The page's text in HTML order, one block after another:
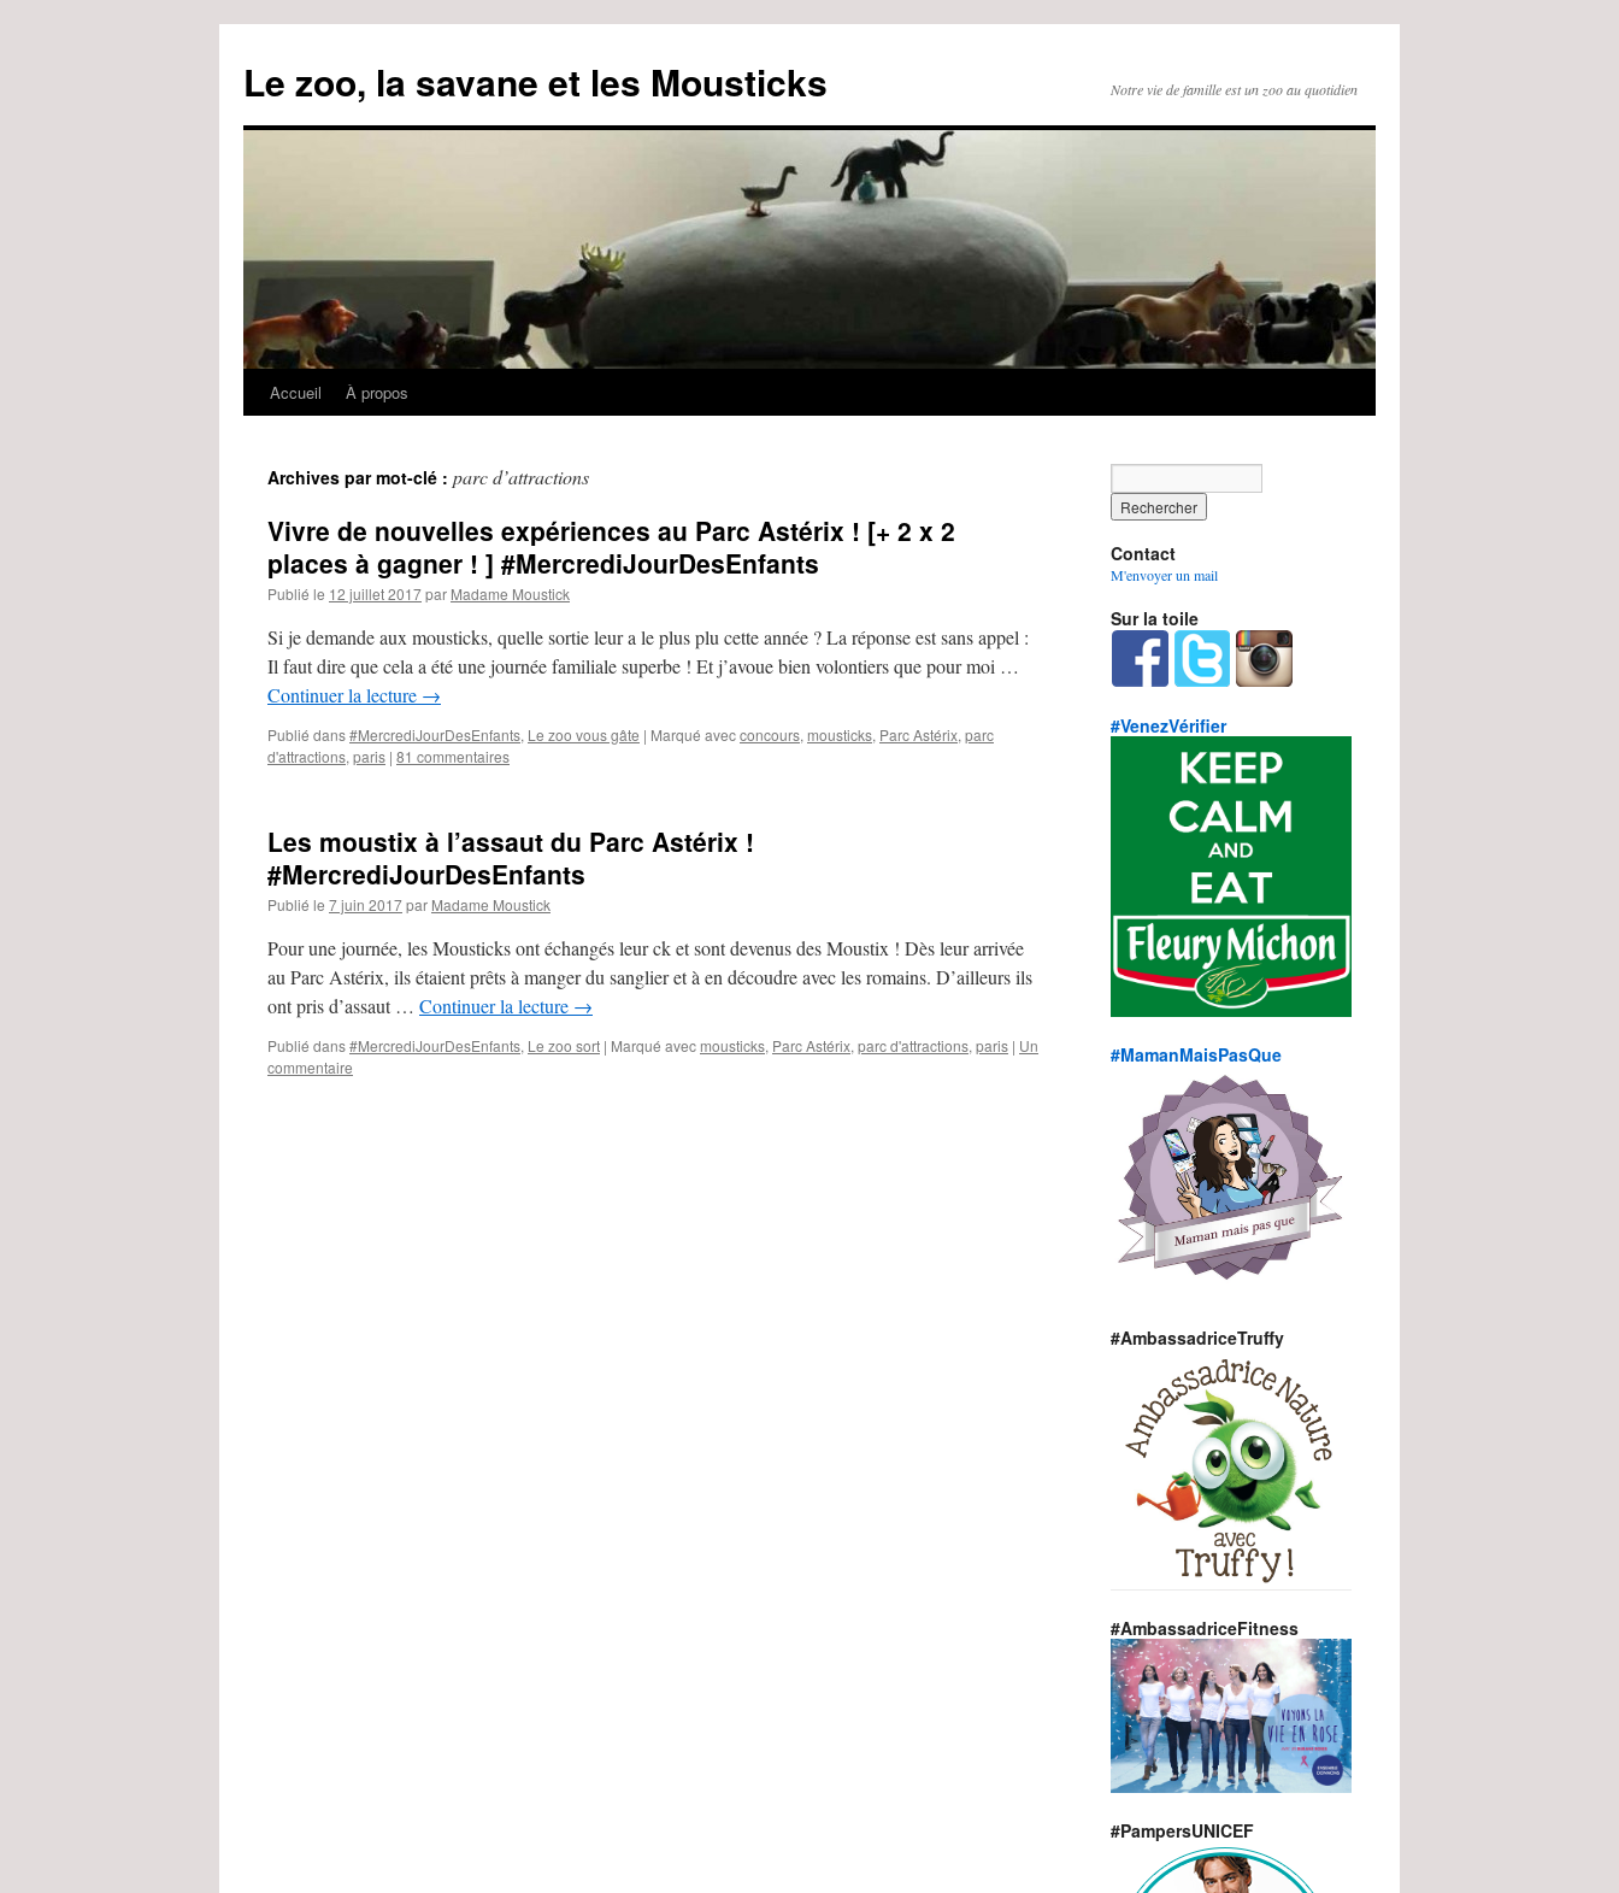
Le zoo, la savane et les Mousticks Notre vie de famille est un zoo au quotidien
Aller
contenu
Accueil À propos
Archives par mot-clé : parc d’attractions
Vivre de nouvelles expériences au Parc Astérix ! [+ 2 x 2
places à gagner ! ] #MercrediJourDesEnfants
Publié le 12 juillet 2017par Madame Moustick
Si je demande aux mousticks, quelle sortie leur a le plus plu cette année ? La réponse est sans appel :
Il faut dire que cela a été une journée familiale superbe ! Et j’avoue bien volontiers que pour moi …
Continuer la lecture →
Publié dans#MercrediJourDesEnfants, Le zoo vous gâte | Marqué avecconcours, mousticks, Parc Astérix, parc
d'attractions, paris | 81 commentaires
Les moustix à l’assaut du Parc Astérix !
#MercrediJourDesEnfants
Publié le 7 juin 2017par Madame Moustick
Pour une journée, les Mousticks ont échangés leur ck et sont devenus des Moustix ! Dès leur arrivée
au Parc Astérix, ils étaient prêts à manger du sanglier et à en découdre avec les romains. D’ailleurs ils
ont pris d’assaut … Continuer la lecture →
Publié dans#MercrediJourDesEnfants, Le zoo sort | Marqué avec mousticks, Parc Astérix, parc d'attractions, paris | Un
commentaire
Contact
M'envoyer un mail
Sur la toile
#VenezVérifier
#MamanMaisPasQue
#AmbassadriceTruffy
#AmbassadriceFitness
#PampersUNICEF